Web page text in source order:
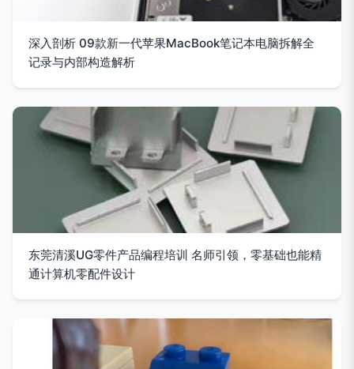
深入剖析 09款新一代苹果MacBook笔记本电脑拆解全
记录与内部构造解析
东莞清溪UG零件产品编程培训 名师引领，零基础也能精
通计算机零配件设计